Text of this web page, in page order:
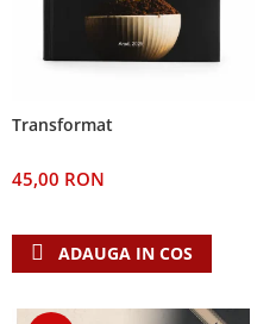
Transformat
45,00 RON
ADAUGA IN COS